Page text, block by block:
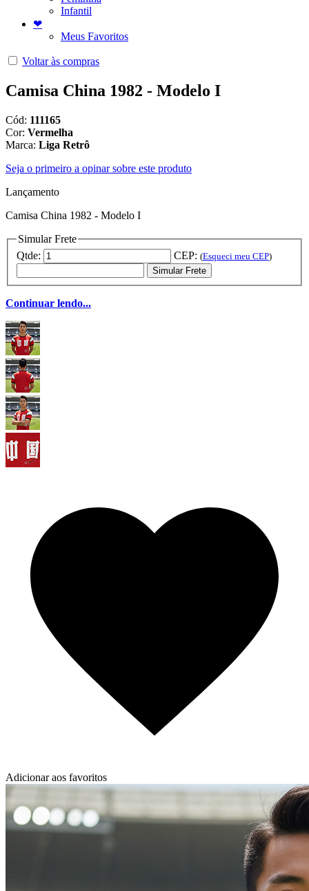
Infantil
❤
Meus Favoritos
Voltar às compras
Camisa China 1982 - Modelo I
Cód: 111165
Cor: Vermelha
Marca: Liga Retrô
Seja o primeiro a opinar sobre este produto
Lançamento
Camisa China 1982 - Modelo I
Simular Frete
Qtde:
CEP: (Esqueci meu CEP)
Simular Frete
Continuar lendo...
Adicionar aos favoritos